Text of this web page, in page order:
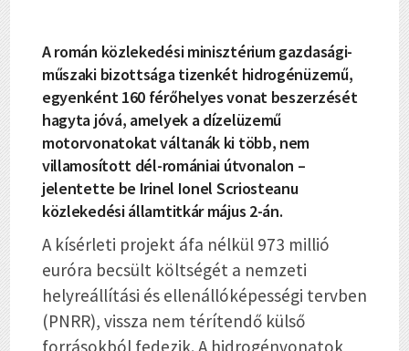
A román közlekedési minisztérium gazdasági-
műszaki bizottsága tizenkét hidrogénüzemű,
egyenként 160 férőhelyes vonat beszerzését
hagyta jóvá, amelyek a dízelüzemű
motorvonatokat váltanák ki több, nem
villamosított dél-romániai útvonalon –
jelentette be Irinel Ionel Scriosteanu
közlekedési államtitkár május 2-án.
A kísérleti projekt áfa nélkül 973 millió
euróra becsült költségét a nemzeti
helyreállítási és ellenállóképességi tervben
(PNRR), vissza nem térítendő külső
forrásokból fedezik. A hidrogénvonatok